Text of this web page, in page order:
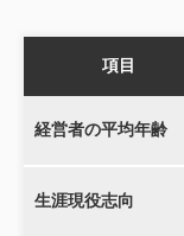
項目
経営者の平均年齢
生涯現役志向